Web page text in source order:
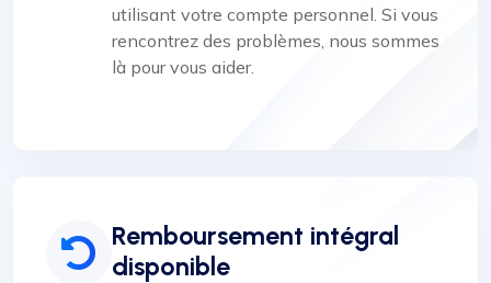
utilisant votre compte personnel. Si vous
rencontrez des problèmes, nous sommes
là pour vous aider.
Remboursement intégral
disponible